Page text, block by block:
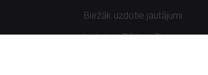
Biežāk uzdotie jautājumi
Lietots – Pārbaudīts